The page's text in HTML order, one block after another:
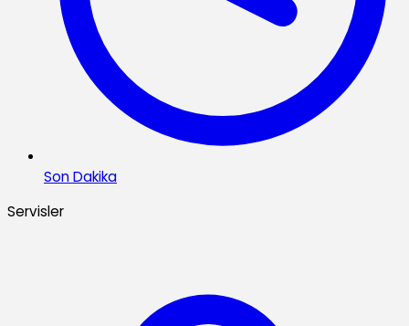
Son Dakika
Servisler